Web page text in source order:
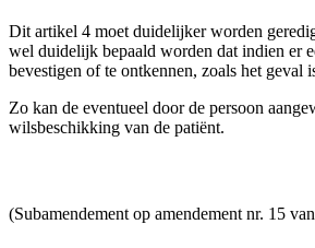
Dit artikel 4 moet duidelijker worden
wel duidelijk bepaald worden dat indien er
bevestigen of te ontkennen, zoals het
Zo kan de eventueel door de persoon
wilsbeschikking van de patiënt.
(Subamendement op amendement nr. 15